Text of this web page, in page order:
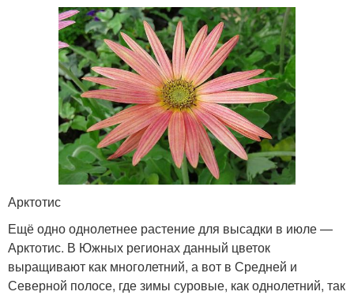
Арктотис
Ещё одно однолетнее растение для высадки в июле —
Арктотис. В Южных регионах данный цветок
выращивают как многолетний, а вот в Средней и
Северной полосе, где зимы суровые, как однолетний, так